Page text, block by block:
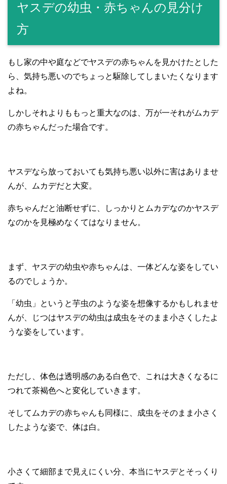
ヤスデの幼虫・赤ちゃんの見分け
方
もし家の中や庭などでヤスデの赤ちゃんを見かけたとした
ら、気持ち悪いのでちょっと駆除してしまいたくなります
よね。
しかしそれよりももっと重大なのは、万が一それがムカデ
の赤ちゃんだった場合です。
ヤスデなら放っておいても気持ち悪い以外に害はありませ
んが、ムカデだと大変。
赤ちゃんだと油断せずに、しっかりとムカデなのかヤスデ
なのかを見極めなくてはなりません。
まず、ヤスデの幼虫や赤ちゃんは、一体どんな姿をしてい
るのでしょうか。
「幼虫」というと芋虫のような姿を想像するかもしれませ
んが、じつはヤスデの幼虫は成虫をそのまま小さくしたよ
うな姿をしています。
ただし、体色は透明感のある白色で、これは大きくなるに
つれて茶褐色へと変化していきます。
そしてムカデの赤ちゃんも同様に、成虫をそのまま小さく
したような姿で、体は白。
小さくて細部まで見えにくい分、本当にヤスデとそっくり